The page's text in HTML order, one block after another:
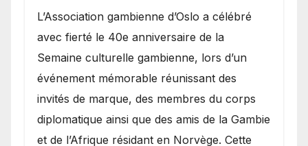
​L’Association gambienne d’Oslo a célébré
avec fierté le 40e anniversaire de la
Semaine culturelle gambienne, lors d’un
événement mémorable réunissant des
invités de marque, des membres du corps
diplomatique ainsi que des amis de la Gambie
et de l’Afrique résidant en Norvège. Cette